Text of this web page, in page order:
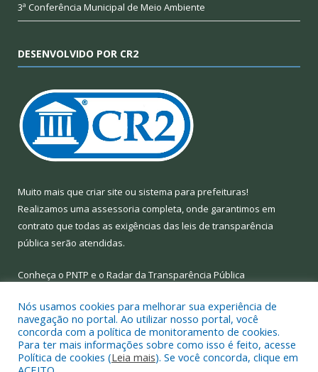
3ª Conferência Municipal de Meio Ambiente
DESENVOLVIDO POR CR2
Muito mais que criar site ou sistema para prefeituras!
Realizamos uma assessoria completa, onde garantimos em
contrato que todas as exigências das leis de transparência
pública serão atendidas.
Conheça o PNTP e o Radar da Transparência Pública
Todos os direitos reservados a Prefeitura Municipal de Limoeiro
do Ajuru.
Nós usamos cookies para melhorar sua experiência de
navegação no portal. Ao utilizar nosso portal, você
concorda com a política de monitoramento de cookies.
Para ter mais informações sobre como isso é feito, acesse
Política de cookies (Leia mais). Se você concorda, clique em